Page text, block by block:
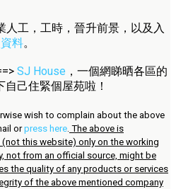
工，工時，晉升前景，以及入
料。
SJ House ，一個網睇晒各區的
己住緊個屋苑啦！
wish to complain about the above
orpress here. The above is
this website) only on the working
not from an official source, might be
the quality of any products or services
of the above mentioned company